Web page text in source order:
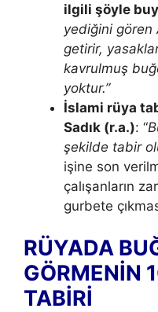
ilgili şöyle
yediğini gören
getirir,
kavrulmuş
yoktur.”
İslami rüya
Sadık (r.a.): “
şekilde tabir
işine son
çalışanların
gurbete
RÜYADA
GÖRMENİN
TABİRİ